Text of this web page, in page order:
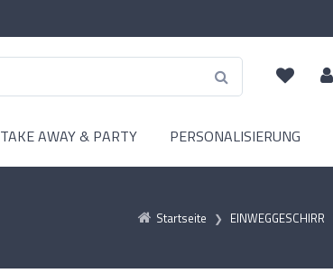
TAKE AWAY & PARTY PERSONALISIERUNG
Startseite EINWEGGESCHIRR